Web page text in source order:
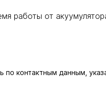
работы от
по контактным данным,